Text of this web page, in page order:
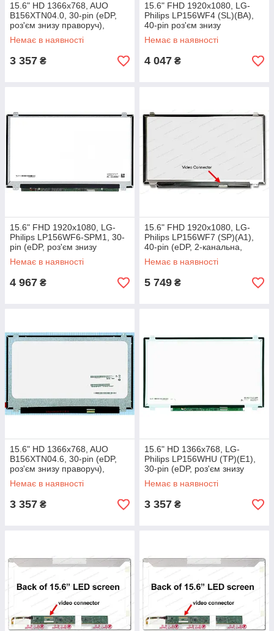
15.6" HD 1366x768, AUO
B156XTN04.0, 30-pin (eDP,
роз'єм знизу праворуч),
глянсовий, slim
Немає в наявності
3 357 ₴
15.6" FHD 1920х1080, LG-
Philips LP156WF4 (SL)(BA),
40-pin роз'єм знизу
праворуч), матова, slim
Немає в наявності
4 047 ₴
15.6" FHD 1920х1080, LG-
Philips LP156WF6-SPM1, 30-
pin (eDP, роз'єм знизу
праворуч), матова, slim
Немає в наявності
4 967 ₴
15.6" FHD 1920х1080, LG-
Philips LP156WF7 (SP)(A1),
40-pin (eDP, 2-канальна,
роз'єм знизу праворуч
Немає в наявності
5 749 ₴
15.6" HD 1366x768, AUO
B156XTN04.6, 30-pin (eDP,
роз'єм знизу праворуч),
матова, slim
Немає в наявності
3 357 ₴
15.6" HD 1366x768, LG-
Philips LP156WHU (TP)(E1),
30-pin (eDP, роз'єм знизу
праворуч), глянсовий, slim
Немає в наявності
3 357 ₴